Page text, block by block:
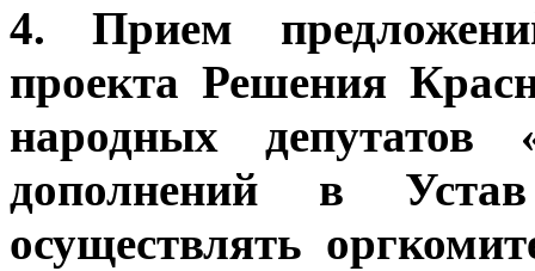
4. Прием
проекта Решения
народных
дополнений в Устав
осуществлять